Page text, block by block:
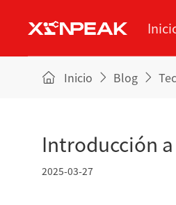
lámina
Inicio Blog
Introducción
2025-03-27